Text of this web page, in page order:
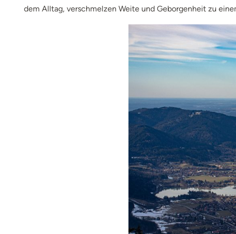
dem Alltag, verschmelzen Weite und Geborgenheit zu